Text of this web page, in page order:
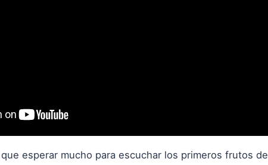
esperar mucho para escuchar los primeros frutos de